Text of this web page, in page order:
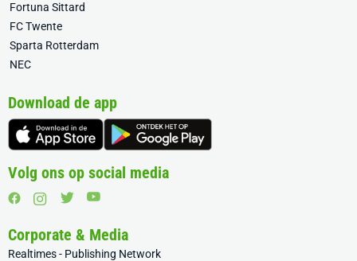
Fortuna Sittard
FC Twente
Sparta Rotterdam
NEC
Download de app
Volg ons op social media
Corporate & Media
Realtimes - Publishing Network